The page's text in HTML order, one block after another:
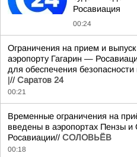
Росавиация
00:24
Ограничения на прием и
аэропорту Гагарин —
для обеспечения безопасности
|// Саратов 24
00:21
Временные ограничения на
введены в аэропортах Пензы
Росавиации// СОЛОВЬЁВ
00:18